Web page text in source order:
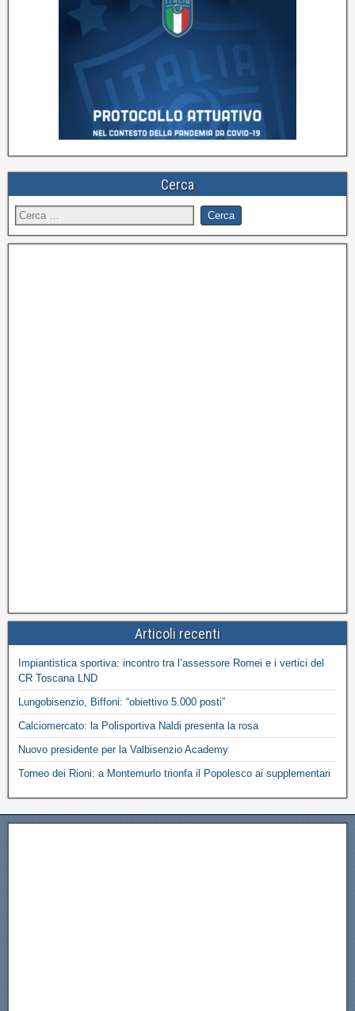
Cerca
Articoli recenti
Impiantistica sportiva: incontro tra l’assessore Romei e i vertici del
CR Toscana LND
Lungobisenzio, Biffoni: “obiettivo 5.000 posti”
Calciomercato: la Polisportiva Naldi presenta la rosa
Nuovo presidente per la Valbisenzio Academy
Torneo dei Rioni: a Montemurlo trionfa il Popolesco ai supplementari